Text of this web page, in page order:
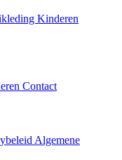
Kinderen
Contact
Algemene